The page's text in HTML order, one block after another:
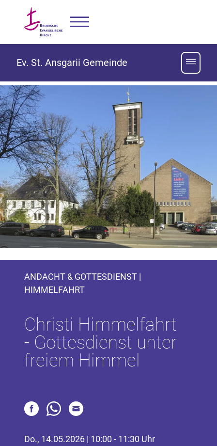
Ev. St. Ansgarii Gemeinde
ANDACHT & GOTTESDIENST |
HIMMELFAHRT
Christi Himmelfahrt
- Gottesdienst unter
freiem Himmel
Do., 14.05.2026 | 10:00 - 11:30 Uhr